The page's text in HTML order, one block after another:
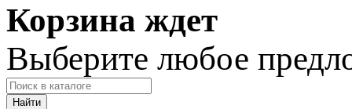
Корзина ждет
Выберите любое
Найти